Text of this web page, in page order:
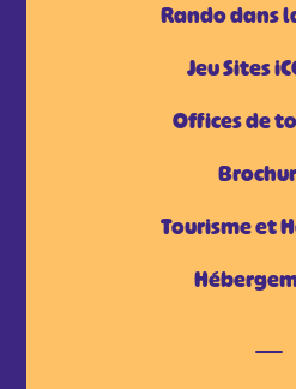
Rando dans
Jeu Sites
Offices de
Tourisme et